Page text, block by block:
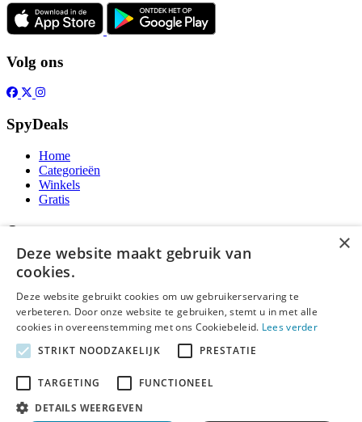
Volg ons
SpyDeals
Home
Categorieën
Winkels
Gratis
Over
Over ons
Contact
Publicatieregels
Legal
Privacy
Algemene Voorwaarden
Notice and Takedown
×
Deze website maakt gebruik van
cookies.
Deze website gebruikt cookies om uw gebruikerservaring te
verbeteren. Door onze website te gebruiken, stemt u in met alle
cookies in overeenstemming met ons Cookiebeleid. Lees verder
STRIKT NOODZAKELIJK
PRESTATIE
TARGETING
FUNCTIONEEL
DETAILS WEERGEVEN